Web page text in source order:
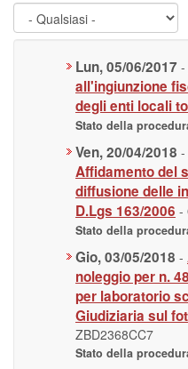
Lun, 05/06/2017 -
all'ingiunzione
degli enti locali
Stato della
Ven, 20/04/2018 -
Affidamento del
diffusione delle
D.Lgs 163/2006 -
Stato della
Gio, 03/05/2018 -
noleggio per n.
per laboratorio
Giudiziaria sul
ZBD2368CC7
Stato della